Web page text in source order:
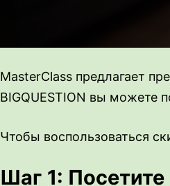
MasterClass предлагает
BIGQUESTION вы можете
Чтобы воспользоваться
Шаг 1: